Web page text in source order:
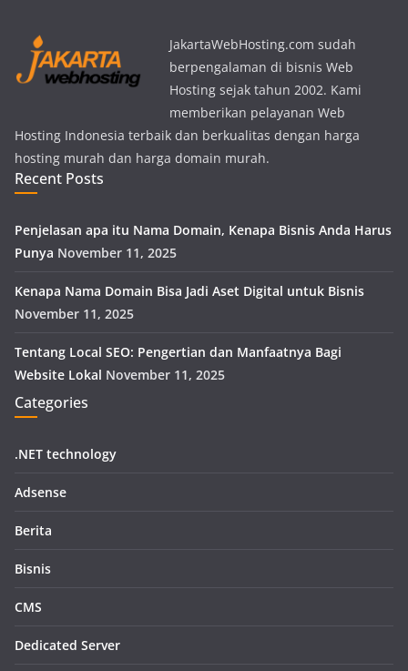
JakartaWebHosting.com sudah
berpengalaman di bisnis Web
Hosting sejak tahun 2002. Kami
memberikan pelayanan Web
Hosting Indonesia terbaik dan berkualitas dengan harga
hosting murah dan harga domain murah.
Recent Posts
Penjelasan apa itu Nama Domain, Kenapa Bisnis Anda Harus
Punya November 11, 2025
Kenapa Nama Domain Bisa Jadi Aset Digital untuk Bisnis
November 11, 2025
Tentang Local SEO: Pengertian dan Manfaatnya Bagi
Website Lokal November 11, 2025
Categories
.NET technology
Adsense
Berita
Bisnis
CMS
Dedicated Server